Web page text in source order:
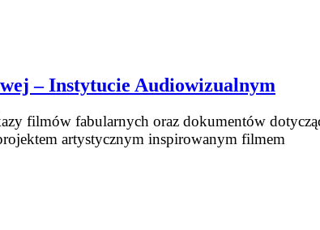
– Instytucie Audiowizualnym
filmów fabularnych oraz dokumentów
artystycznym inspirowanym filmem